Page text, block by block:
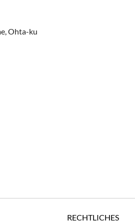
Ohta-ku
RECHTLICHES